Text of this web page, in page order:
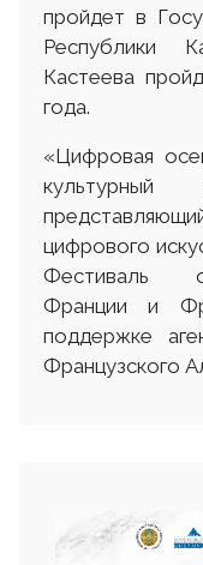
пройдет в
Республики
Кастеева
года.
«Цифровая
культурный
цифрового
Фестиваль
Франции и
поддержке
Французского